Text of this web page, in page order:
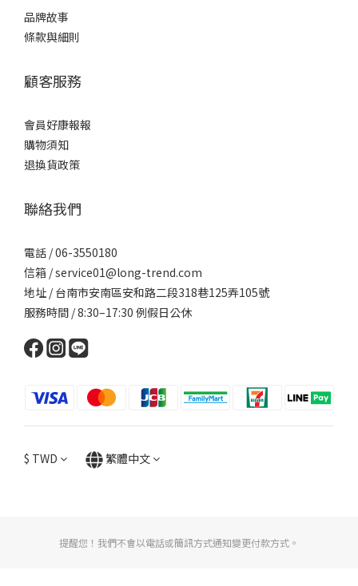
品牌故事
條款與細則
顧客服務
會員好康報報
購物須知
退換貨政策
聯絡我們
電話 / 06-3550180
信箱 / service01@long-trend.com
地址 / 台南市安南區安和路二段318巷125弄105號
服務時間 / 8:30–17:30 例假日公休
$ TWD 繁體中文
提醒您！我們不會以電話或簡訊方式通知變更付款方式。